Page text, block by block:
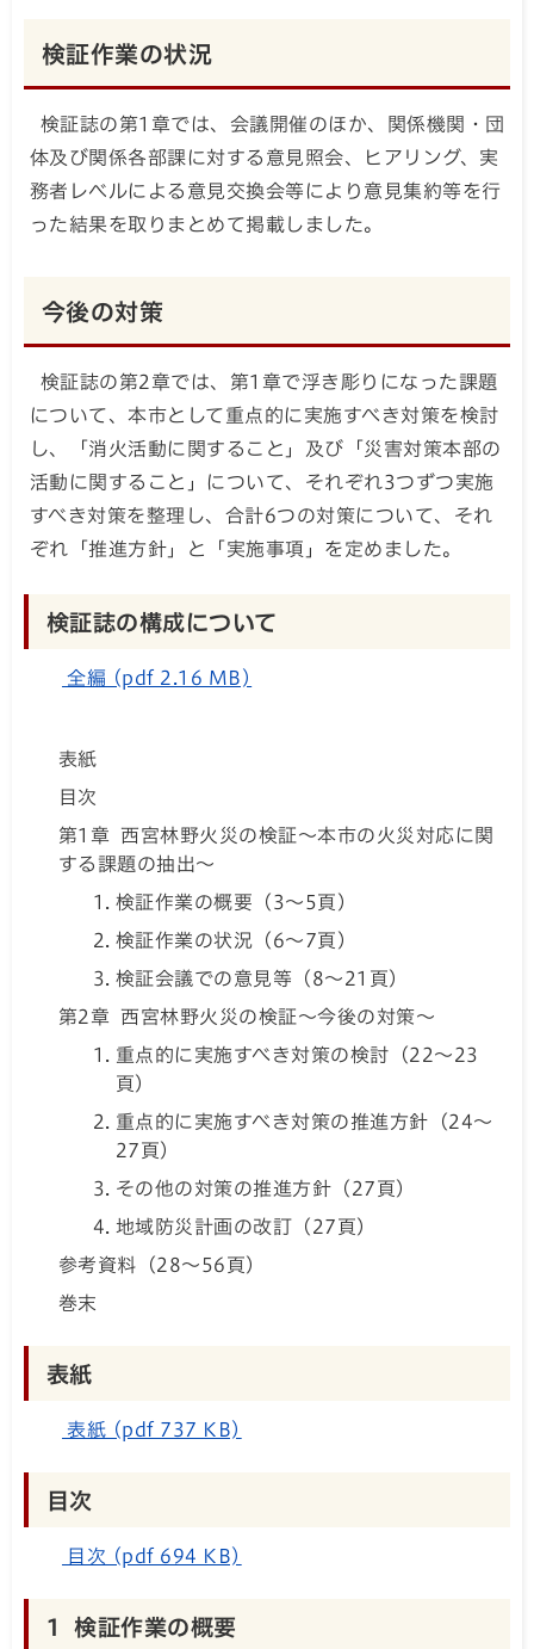
検証作業の状況
検証誌の第1章では、会議開催のほか、関係機関・団
体及び関係各部課に対する意見照会、ヒアリング、実
務者レベルによる意見交換会等により意見集約等を行
った結果を取りまとめて掲載しました。
今後の対策
検証誌の第2章では、第1章で浮き彫りになった課題
について、本市として重点的に実施すべき対策を検討
し、「消火活動に関すること」及び「災害対策本部の
活動に関すること」について、それぞれ3つずつ実施
すべき対策を整理し、合計6つの対策について、それ
ぞれ「推進方針」と「実施事項」を定めました。
検証誌の構成について
全編 (pdf 2.16 MB)
表紙
目次
第1章 西宮林野火災の検証～本市の火災対応に関
する課題の抽出～
検証作業の概要（3～5頁）
検証作業の状況（6～7頁）
検証会議での意見等（8～21頁）
第2章 西宮林野火災の検証～今後の対策～
重点的に実施すべき対策の検討（22～23
頁）
重点的に実施すべき対策の推進方針（24～
27頁）
その他の対策の推進方針（27頁）
地域防災計画の改訂（27頁）
参考資料（28～56頁）
巻末
表紙
表紙 (pdf 737 KB)
目次
目次 (pdf 694 KB)
1 検証作業の概要